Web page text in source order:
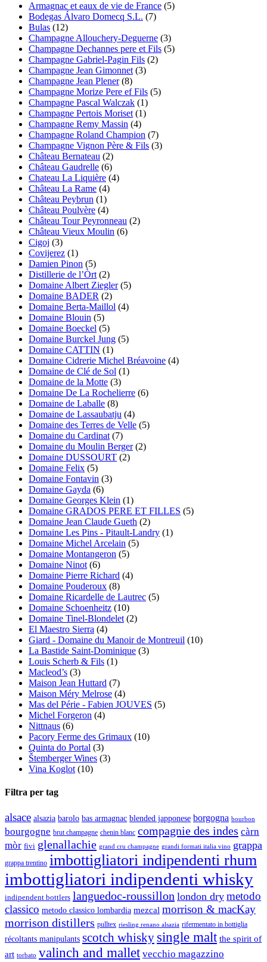
Armagnac et eaux de vie de France (5)
Bodegas Álvaro Domecq S.L. (7)
Bulas (12)
Champagne Allouchery-Deguerne (3)
Champagne Dechannes pere et Fils (5)
Champagne Gabriel-Pagin Fils (2)
Champagne Jean Gimonnet (3)
Champagne Jean Plener (8)
Champagne Morize Pere ef Fils (5)
Champagne Pascal Walczak (1)
Champagne Pertois Moriset (1)
Champagne Remy Massin (4)
Champagne Roland Champion (7)
Champagne Vignon Père & Fils (3)
Château Bernateau (2)
Château Gaudrelle (6)
Chateau La Liquière (4)
Château La Rame (4)
Château Peybrun (1)
Château Poulvère (4)
Château Tour Peyronneau (2)
Château Vieux Moulin (6)
Cigoj (3)
Covijerez (1)
Damien Pinon (5)
Distillerie de l’Òrt (2)
Domaine Albert Ziegler (5)
Domaine BADER (2)
Domaine Berta-Maillol (4)
Domaine Blouin (5)
Domaine Boeckel (5)
Domaine Burckel Jung (5)
Domaine CATTIN (1)
Domaine Cidrerie Michel Bréavoine (4)
Domaine de Clé de Sol (1)
Domaine de la Motte (3)
Domaine De La Rochelierre (6)
Domaine de Laballe (8)
Domaine de Lassaubatju (4)
Domaine des Terres de Velle (5)
Domaine du Cardinat (7)
Domaine du Moulin Berger (2)
Domaine DUSSOURT (2)
Domaine Felix (5)
Domaine Fontavin (3)
Domaine Gayda (6)
Domaine Georges Klein (1)
Domaine GRADOS PERE ET FILLES (5)
Domaine Jean Claude Gueth (2)
Domaine Les Pins - Pitault-Landry (1)
Domaine Michel Arcelain (5)
Domaine Montangeron (5)
Domaine Ninot (6)
Domaine Pierre Richard (4)
Domaine Pouderoux (8)
Domaine Ricardelle de Lautrec (5)
Domaine Schoenheitz (10)
Domaine Tinel-Blondelet (2)
El Maestro Sierra (4)
Giard - Domaine du Manoir de Montreuil (10)
La Bastide Saint-Dominique (3)
Louis Scherb & Fils (1)
Macleod’s (3)
Maison Jean Huttard (7)
Maison Méry Melrose (4)
Mas del Périe - Fabien JOUVES (5)
Michel Forgeron (4)
Nittnaus (6)
Pacory Ferme des Grimaux (10)
Quinta do Portal (3)
Štemberger Wines (3)
Vina Koglot (10)
Filtra per tag
alsace alsazia barolo bas armagnac blended japponese borgogna bourbon
bourgogne brut champagne chenin blanc compagnie des indes càrn
mòr fivi glenallachie grand cru champagne grandi formati italia vino grappa
grappa trentino imbottigliatori indipendenti rhum
imbottigliatori indipendenti whisky
indipendent bottlers languedoc-roussillon london dry metodo
classico metodo classico lombardia mezcal morrison & macKay
morrison distillers pulltex riesling renano alsazia rifermentato in bottiglia
récoltants manipulants scotch whisky single malt the spirit of
art torbato valinch and mallet vecchio magazzino